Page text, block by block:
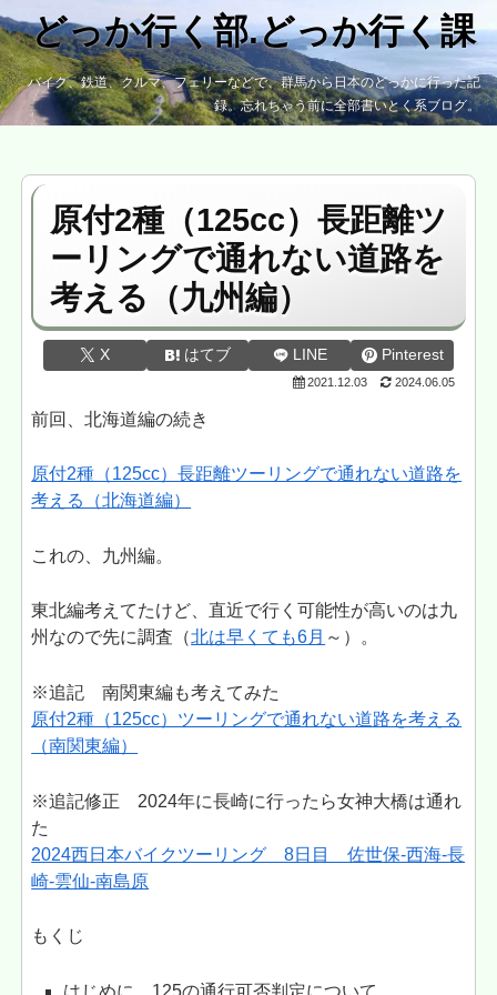
どっか行く部.どっか行く課
バイク、鉄道、クルマ、フェリーなどで、群馬から日本のどっかに行った記
録。忘れちゃう前に全部書いとく系ブログ。
原付2種（125cc）長距離ツ
ーリングで通れない道路を
考える（九州編）
X はてブ LINE Pinterest
2021.12.03 2024.06.05
前回、北海道編の続き
原付2種（125cc）長距離ツーリングで通れない道路を
考える（北海道編）
これの、九州編。
東北編考えてたけど、直近で行く可能性が高いのは九
州なので先に調査（北は早くても6月 ～）。
※追記 南関東編も考えてみた
原付2種（125cc）ツーリングで通れない道路を考える
（南関東編）
※追記修正 2024年に長崎に行ったら女神大橋は通れ
た
2024西日本バイクツーリング 8日目 佐世保-西海-長
崎-雲仙-南島原
もくじ
はじめに 125の通行可否判定について